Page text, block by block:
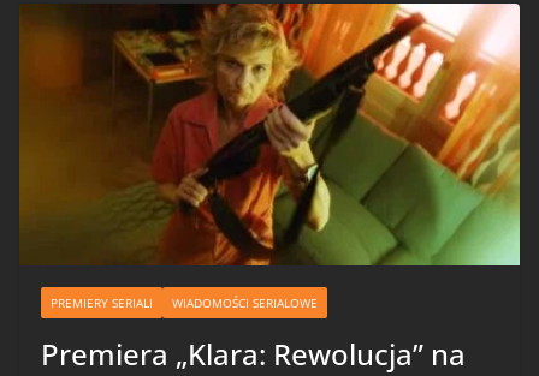
PREMIERY SERIALI WIADOMOŚCI SERIALOWE
Premiera „Klara: Rewolucja” na